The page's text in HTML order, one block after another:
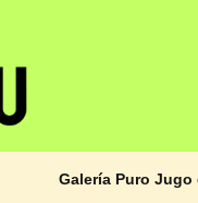
Galería Puro Jugo